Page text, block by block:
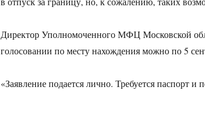
Директор Уполномоченного МФЦ Московской
голосовании по месту нахождения можно по 5
«Заявление подается лично. Требуется паспорт